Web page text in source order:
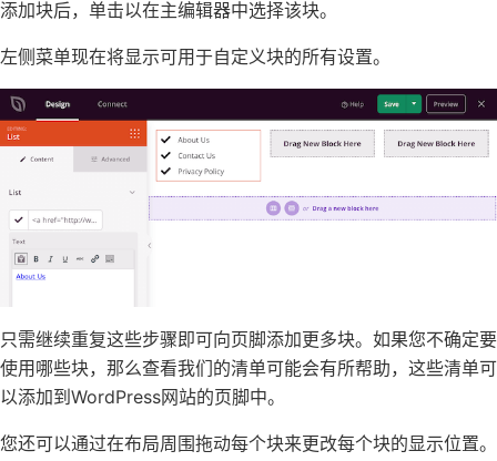
添加块后，单击以在主编辑器中选择该块。
左侧菜单现在将显示可用于自定义块的所有设置。
只需继续重复这些步骤即可向页脚添加更多块。如果您不确定要
使用哪些块，那么查看我们的清单可能会有所帮助，这些清单可
以添加到WordPress网站的页脚中。
您还可以通过在布局周围拖动每个块来更改每个块的显示位置。